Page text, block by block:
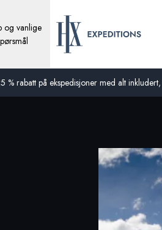
% rabatt på ekspedisjoner med alt
og vanlige